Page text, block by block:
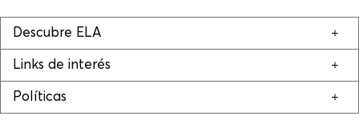
Descubre ELA
Links de interés
Políticas